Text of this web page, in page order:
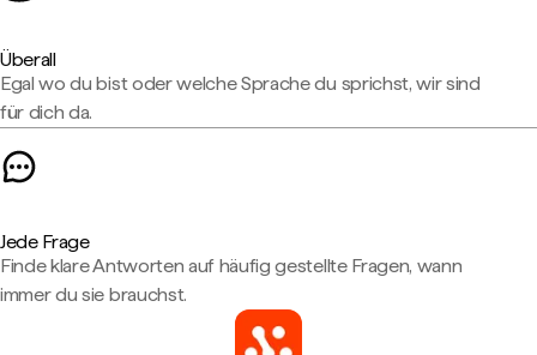
Überall
Egal wo du bist oder welche Sprache du sprichst, wir sind
für dich da.
Jede Frage
Finde klare Antworten auf häufig gestellte Fragen, wann
immer du sie brauchst.